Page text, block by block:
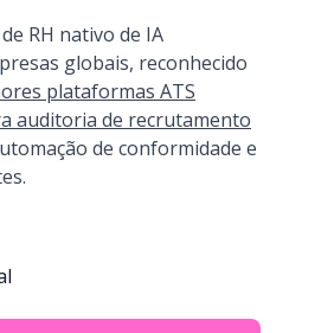
RH nativo de IA
globais, reconhecido
plataformas ATS
auditoria de recrutamento
de conformidade e